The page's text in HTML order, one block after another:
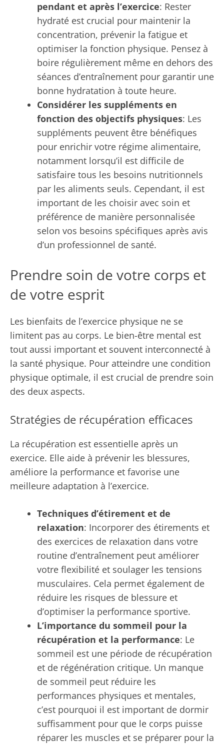
pendant et après l’exercice: Rester
hydraté est crucial pour maintenir la
concentration, prévenir la fatigue et
optimiser la fonction physique. Pensez à
boire régulièrement même en dehors des
séances d’entraînement pour garantir une
bonne hydratation à toute heure.
Considérer les suppléments en
fonction des objectifs physiques: Les
suppléments peuvent être bénéfiques
pour enrichir votre régime alimentaire,
notamment lorsqu’il est difficile de
satisfaire tous les besoins nutritionnels
par les aliments seuls. Cependant, il est
important de les choisir avec soin et
préférence de manière personnalisée
selon vos besoins spécifiques après avis
d’un professionnel de santé.
Prendre soin de votre corps et
de votre esprit
Les bienfaits de l’exercice physique ne se
limitent pas au corps. Le bien-être mental est
tout aussi important et souvent interconnecté à
la santé physique. Pour atteindre une condition
physique optimale, il est crucial de prendre soin
des deux aspects.
Stratégies de récupération efficaces
La récupération est essentielle après un
exercice. Elle aide à prévenir les blessures,
améliore la performance et favorise une
meilleure adaptation à l’exercice.
Techniques d’étirement et de
relaxation: Incorporer des étirements et
des exercices de relaxation dans votre
routine d’entraînement peut améliorer
votre flexibilité et soulager les tensions
musculaires. Cela permet également de
réduire les risques de blessure et
d’optimiser la performance sportive.
L’importance du sommeil pour la
récupération et la performance: Le
sommeil est une période de récupération
et de régénération critique. Un manque
de sommeil peut réduire les
performances physiques et mentales,
c’est pourquoi il est important de dormir
suffisamment pour que le corps puisse
réparer les muscles et se préparer pour la